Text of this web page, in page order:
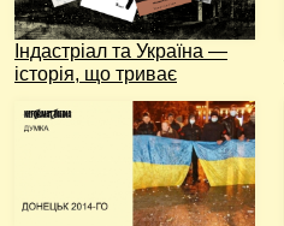
Індастріал та Україна —
історія, що триває